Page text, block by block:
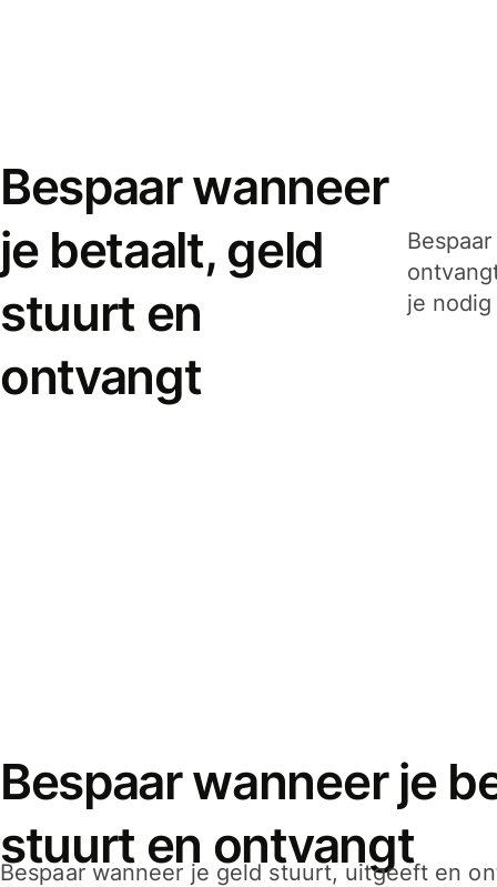
Bespaar wanneer
je betaalt, geld
stuurt en
ontvangt
je
Bespaar wanneer je
stuurt en ontvangt
Bespaar wanneer je geld stuurt, uitgeeft en